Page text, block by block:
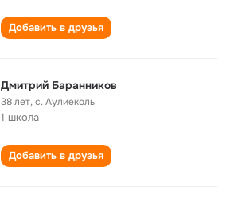
Добавить в друзья
Дмитрий Баранников
38 лет,с. Аулиеколь
1 школа
Добавить в друзья